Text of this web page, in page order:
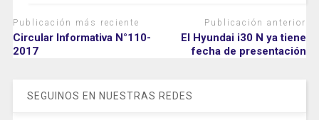
Publicación más reciente
Circular Informativa N°110-
2017
Publicación anterior
El Hyundai i30 N ya tiene
fecha de presentación
SEGUINOS EN NUESTRAS REDES